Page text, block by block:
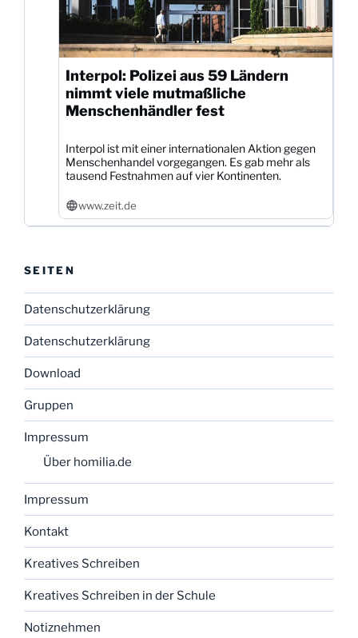
Interpol: Polizei aus 59 Ländern
nimmt viele mutmaßliche
Menschenhändler fest
Interpol ist mit einer internationalen Aktion gegen
Menschenhandel vorgegangen. Es gab mehr als
tausend Festnahmen auf vier Kontinenten.
www.zeit.de
SEITEN
Datenschutzerklärung
Datenschutzerklärung
Download
Gruppen
Impressum
Über homilia.de
Impressum
Kontakt
Kreatives Schreiben
Kreatives Schreiben in der Schule
Notiznehmen